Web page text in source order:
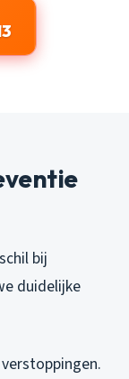
bij
duidelijke